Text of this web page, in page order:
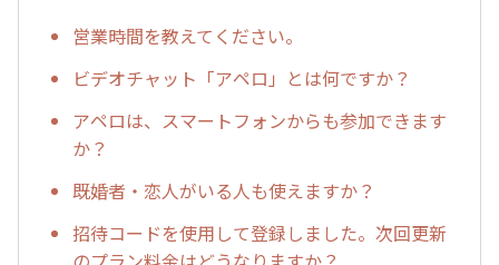
営業時間を教えてください。
ビデオチャット「アペロ」とは何ですか？
アペロは、スマートフォンからも参加できます
か？
既婚者・恋人がいる人も使えますか？
招待コードを使用して登録しました。次回更新